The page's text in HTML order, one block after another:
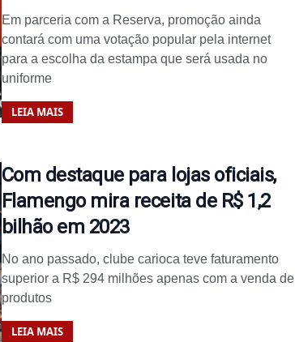
Em parceria com a Reserva, promoção ainda
contará com uma votação popular pela internet
para a escolha da estampa que será usada no
uniforme
LEIA MAIS
Com destaque para lojas oficiais,
Flamengo mira receita de R$ 1,2
bilhão em 2023
No ano passado, clube carioca teve faturamento
superior a R$ 294 milhões apenas com a venda de
produtos
LEIA MAIS